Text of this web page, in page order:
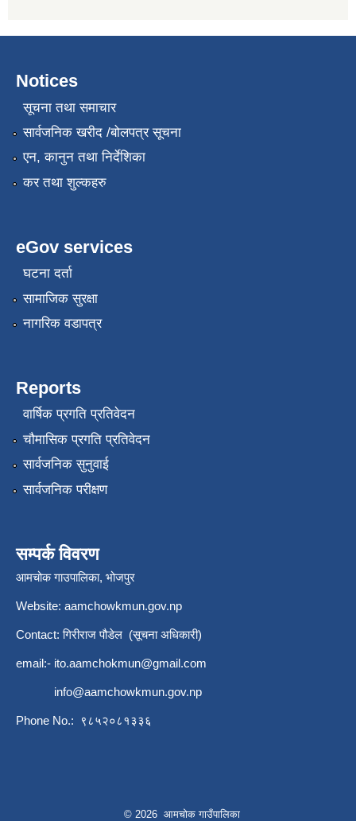
Notices
सूचना तथा समाचार
सार्वजनिक खरीद /बोलपत्र सूचना
एन, कानुन तथा निर्देशिका
कर तथा शुल्कहरु
eGov services
घटना दर्ता
सामाजिक सुरक्षा
नागरिक वडापत्र
Reports
वार्षिक प्रगति प्रतिवेदन
चौमासिक प्रगति प्रतिवेदन
सार्वजनिक सुनुवाई
सार्वजनिक परीक्षण
सम्पर्क विवरण
आमचोक गाउपालिका, भोजपुर
Website: aamchowkmun.gov.np
Contact: गिरीराज पौडेल (सूचना अधिकारी)
email:- ito.aamchokmun@gmail.com
info@aamchowkmun.gov.np
Phone No.: ९८५२०८१३३६
© 2026 आमचोक गाउँपालिका